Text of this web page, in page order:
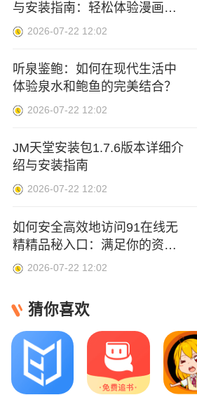
与安装指南：轻松体验漫画阅
读全新升级
2026-07-22 12:02
听泉鉴鲍：如何在现代生活中
体验泉水和鲍鱼的完美结合？
2026-07-22 12:02
JM天堂安装包1.7.6版本详细介
绍与安装指南
2026-07-22 12:02
如何安全高效地访问91在线无
精精品秘入口：满足你的资源
需求-避免网络风险
2026-07-22 12:02
猜你喜欢